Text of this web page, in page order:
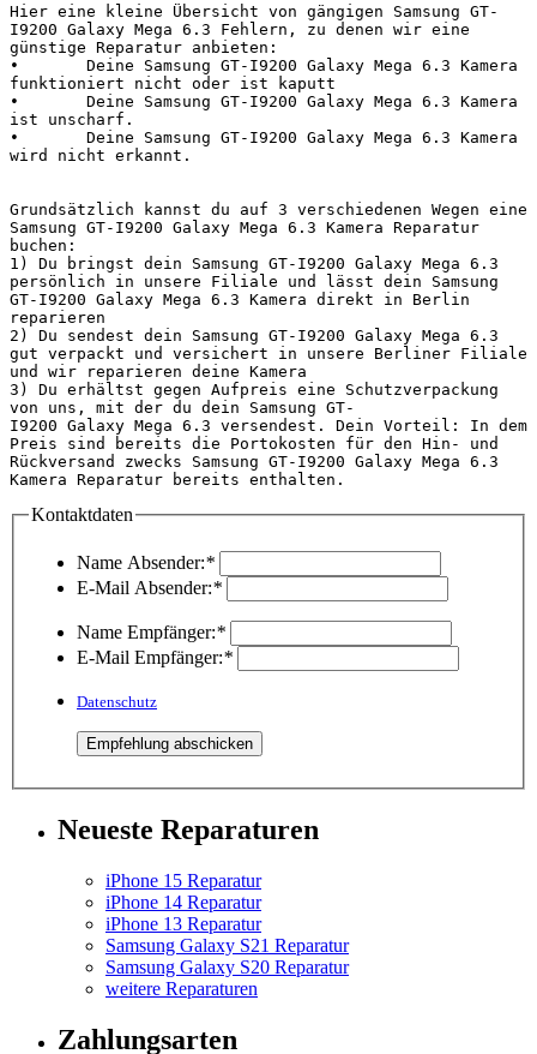
Hier eine kleine Übersicht von gängigen Samsung GT-
I9200 Galaxy Mega 6.3 Fehlern, zu denen wir eine
günstige Reparatur anbieten:
•	Deine Samsung GT-I9200 Galaxy Mega 6.3 Kamera
funktioniert nicht oder ist kaputt
•	Deine Samsung GT-I9200 Galaxy Mega 6.3 Kamera
ist unscharf.
•	Deine Samsung GT-I9200 Galaxy Mega 6.3 Kamera
wird nicht erkannt.
Grundsätzlich kannst du auf 3 verschiedenen Wegen eine
Samsung GT-I9200 Galaxy Mega 6.3 Kamera Reparatur
buchen:
1) Du bringst dein Samsung GT-I9200 Galaxy Mega 6.3
persönlich in unsere Filiale und lässt dein Samsung
GT-I9200 Galaxy Mega 6.3 Kamera direkt in Berlin
reparieren
2) Du sendest dein Samsung GT-I9200 Galaxy Mega 6.3
gut verpackt und versichert in unsere Berliner Filiale
und wir reparieren deine Kamera
3) Du erhältst gegen Aufpreis eine Schutzverpackung
von uns, mit der du dein Samsung GT-
I9200 Galaxy Mega 6.3 versendest. Dein Vorteil: In dem
Preis sind bereits die Portokosten für den Hin- und
Rückversand zwecks Samsung GT-I9200 Galaxy Mega 6.3
Kontaktdaten
Name Absender:*
E-Mail Absender:*
Name Empfänger:*
E-Mail Empfänger:*
Datenschutz
Neueste Reparaturen
iPhone 15 Reparatur
iPhone 14 Reparatur
iPhone 13 Reparatur
Samsung Galaxy S21 Reparatur
Samsung Galaxy S20 Reparatur
weitere Reparaturen
Zahlungsarten